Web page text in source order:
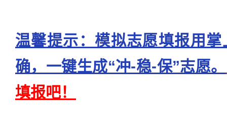
温馨提示：模拟志愿填报用
确，一键生成“冲-稳-保”志愿。
填报吧！